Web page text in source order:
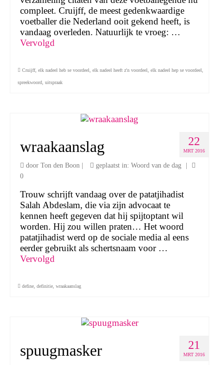
compleet. Cruijff, de meest gedenkwaardige
voetballer die Nederland ooit gekend heeft, is
vandaag overleden. Natuurlijk te vroeg: …
Vervolgd
Cruijff, elk nadeel heb se voordeel elk nadeel heeft z'n voordeel elk nadeel hep se voordeel
spreekwoord uitspraak
22
MRT 2016
wraakaanslag
door Ton den Boon | geplaatst in: Woord van de dag
|
0
Trouw schrijft vandaag over de patatjihadist
Salah Abdeslam, die via zijn advocaat te
kennen heeft gegeven dat hij spijtoptant wil
worden. Hij zou willen praten… Het woord
patatjihadist werd op de sociale media al eens
eerder gebruikt als schertsnaam voor …
Vervolgd
define definitie wraakaanslag
21
MRT 2016
spuugmasker